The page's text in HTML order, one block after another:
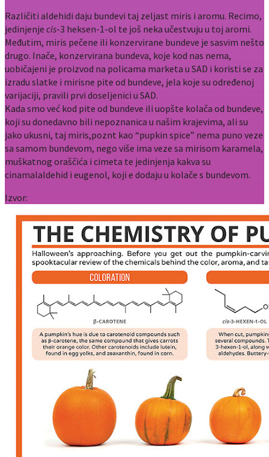
Različiti aldehidi daju bundevi taj zeljast miris i aromu. Recimo,
jedinjenje cis-3 heksen-1-ol te još neka učestvuju u toj aromi.
Međutim, miris pečene ili konzervirane bundeve je sasvim nešto
drugo. Inače, konzervirana bundeva, koje kod nas nema,
uobičajeni je proizvod na policama marketa u SAD i koristi se za
izradu slatke i mirisne pite od bundeve, jela koje su određenoj
varijaciji, pravili prvi doseljenici u SAD.
Kada smo već kod pite od bundeve ili uopšte kolača od bundeve,
koji su donedavno bili nepoznanica u našim krajevima, ali su
jako ukusni, taj miris,poznt kao “pupkin spice” nema puno veze
sa samom bundevom, nego više ima veze sa mirisom karamela,
muškatnog oraščića i cimeta te jedinjenja kakva su
cinamalaldehid i eugenol, koji e dodaju u kolače s bundevom.
Izvor: